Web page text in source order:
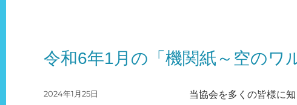
令和6年1月の「機関紙～空のワ
当協会を多くの皆様に
投
2024年1月25日